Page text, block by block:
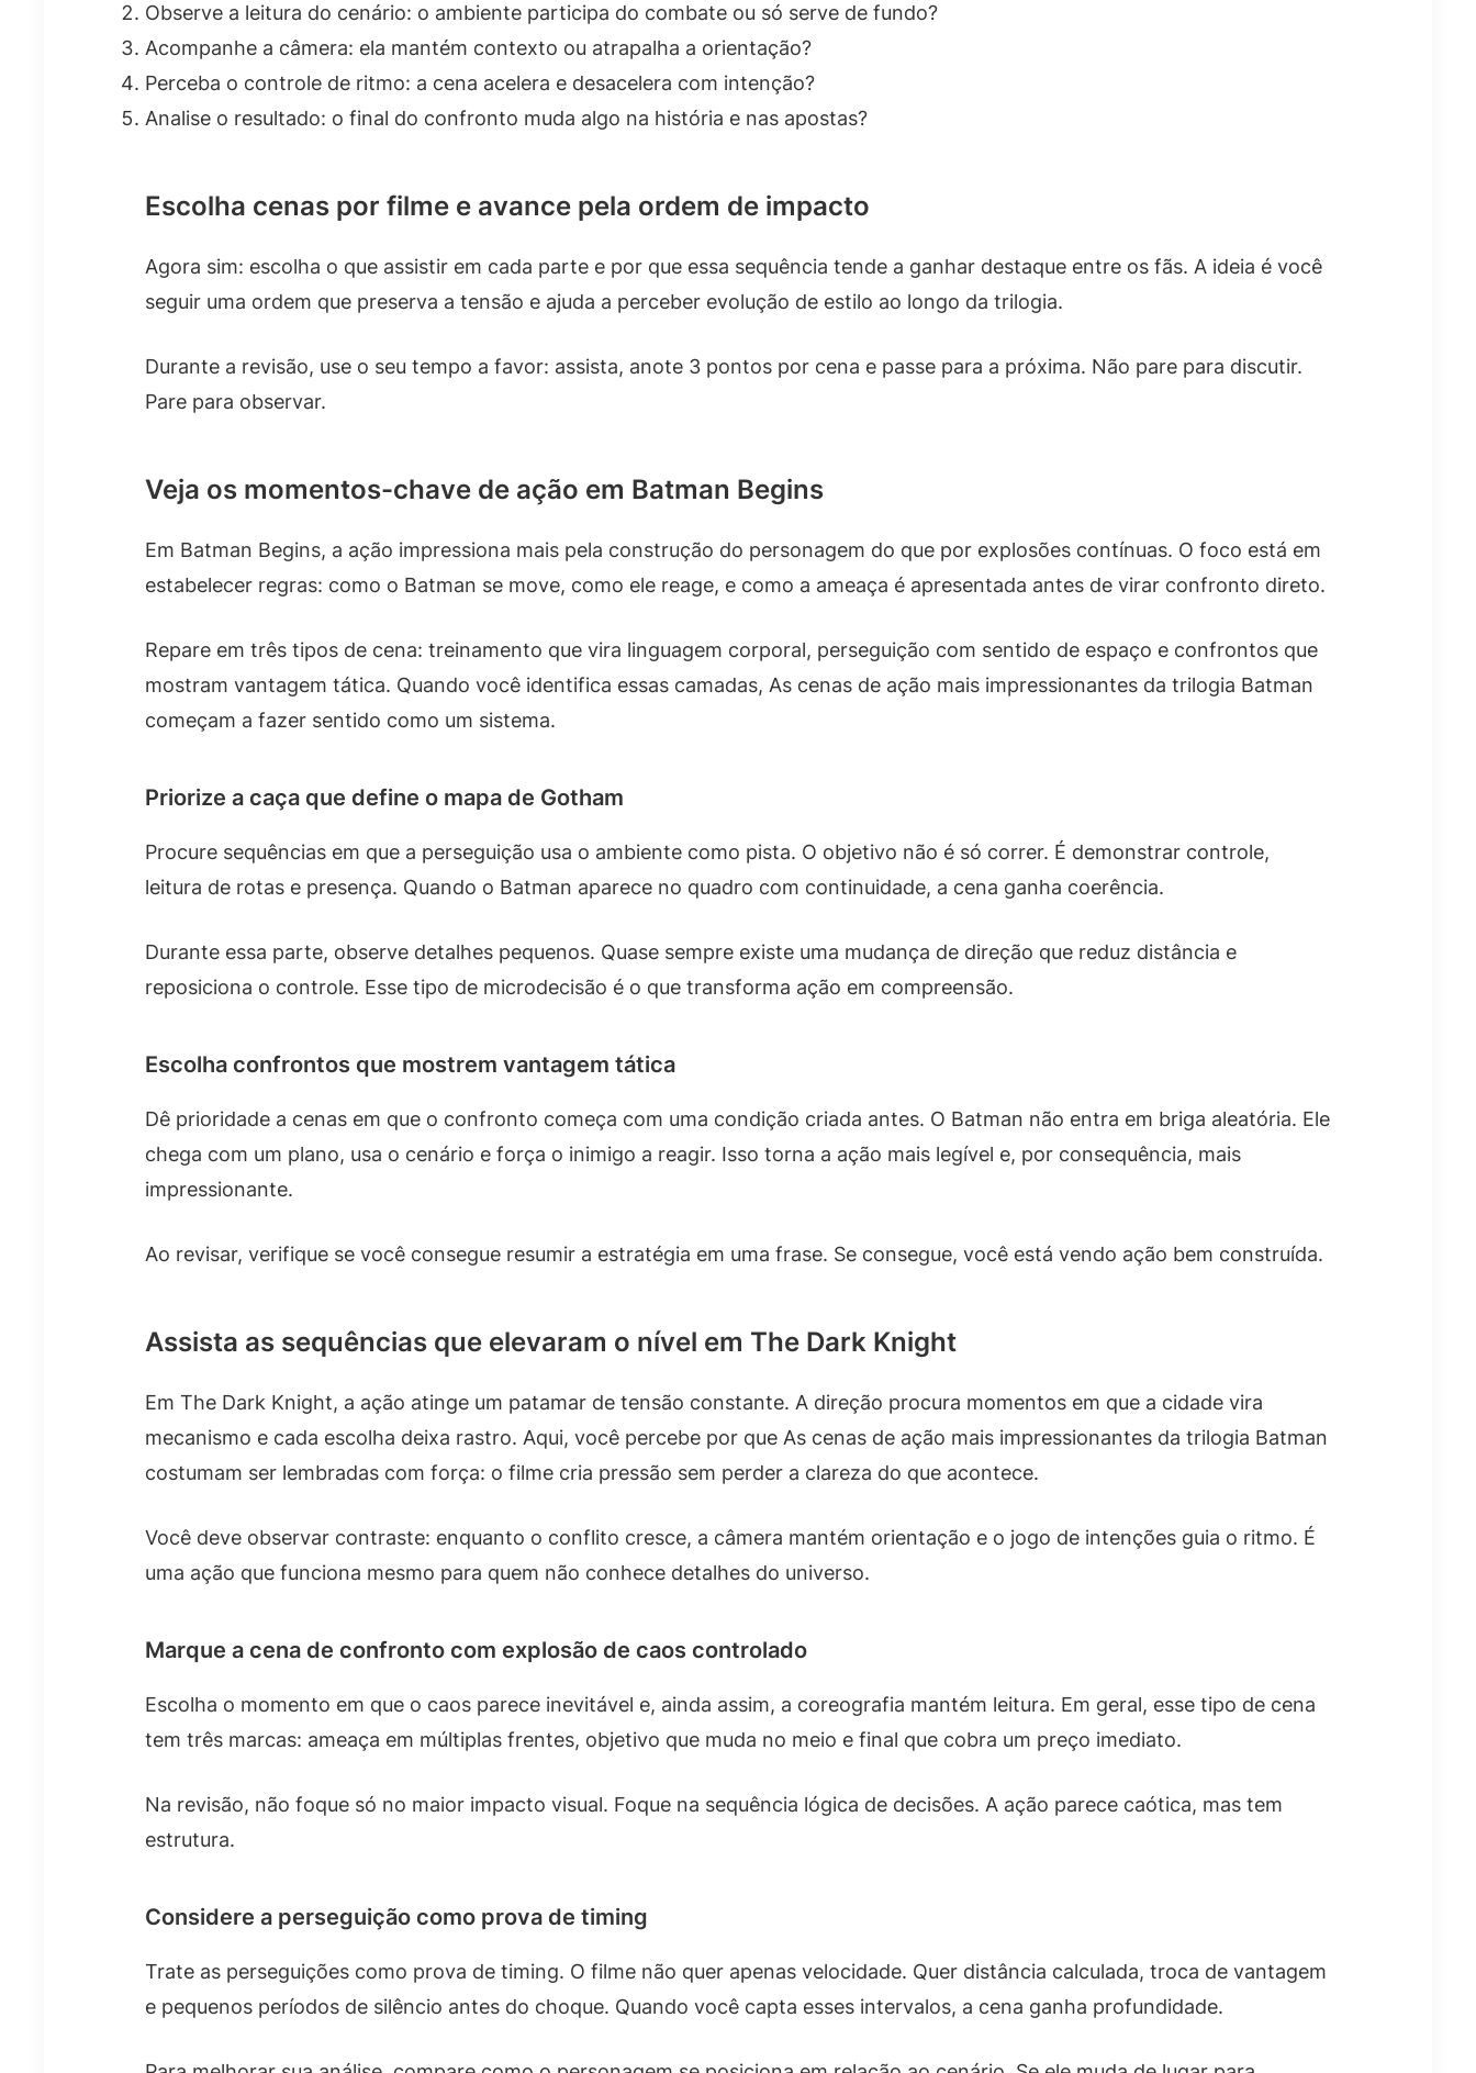
Observe a leitura do cenário: o ambiente participa do combate ou só serve de fundo?
Acompanhe a câmera: ela mantém contexto ou atrapalha a orientação?
Perceba o controle de ritmo: a cena acelera e desacelera com intenção?
Analise o resultado: o final do confronto muda algo na história e nas apostas?
Escolha cenas por filme e avance pela ordem de impacto
Agora sim: escolha o que assistir em cada parte e por que essa sequência tende a ganhar destaque entre os fãs. A ideia é você
seguir uma ordem que preserva a tensão e ajuda a perceber evolução de estilo ao longo da trilogia.
Durante a revisão, use o seu tempo a favor: assista, anote 3 pontos por cena e passe para a próxima. Não pare para discutir.
Pare para observar.
Veja os momentos-chave de ação em Batman Begins
Em Batman Begins, a ação impressiona mais pela construção do personagem do que por explosões contínuas. O foco está em
estabelecer regras: como o Batman se move, como ele reage, e como a ameaça é apresentada antes de virar confronto direto.
Repare em três tipos de cena: treinamento que vira linguagem corporal, perseguição com sentido de espaço e confrontos que
mostram vantagem tática. Quando você identifica essas camadas, As cenas de ação mais impressionantes da trilogia Batman
começam a fazer sentido como um sistema.
Priorize a caça que define o mapa de Gotham
Procure sequências em que a perseguição usa o ambiente como pista. O objetivo não é só correr. É demonstrar controle,
leitura de rotas e presença. Quando o Batman aparece no quadro com continuidade, a cena ganha coerência.
Durante essa parte, observe detalhes pequenos. Quase sempre existe uma mudança de direção que reduz distância e
reposiciona o controle. Esse tipo de microdecisão é o que transforma ação em compreensão.
Escolha confrontos que mostrem vantagem tática
Dê prioridade a cenas em que o confronto começa com uma condição criada antes. O Batman não entra em briga aleatória. Ele
chega com um plano, usa o cenário e força o inimigo a reagir. Isso torna a ação mais legível e, por consequência, mais
impressionante.
Ao revisar, verifique se você consegue resumir a estratégia em uma frase. Se consegue, você está vendo ação bem construída.
Assista as sequências que elevaram o nível em The Dark Knight
Em The Dark Knight, a ação atinge um patamar de tensão constante. A direção procura momentos em que a cidade vira
mecanismo e cada escolha deixa rastro. Aqui, você percebe por que As cenas de ação mais impressionantes da trilogia Batman
costumam ser lembradas com força: o filme cria pressão sem perder a clareza do que acontece.
Você deve observar contraste: enquanto o conflito cresce, a câmera mantém orientação e o jogo de intenções guia o ritmo. É
uma ação que funciona mesmo para quem não conhece detalhes do universo.
Marque a cena de confronto com explosão de caos controlado
Escolha o momento em que o caos parece inevitável e, ainda assim, a coreografia mantém leitura. Em geral, esse tipo de cena
tem três marcas: ameaça em múltiplas frentes, objetivo que muda no meio e final que cobra um preço imediato.
Na revisão, não foque só no maior impacto visual. Foque na sequência lógica de decisões. A ação parece caótica, mas tem
estrutura.
Considere a perseguição como prova de timing
Trate as perseguições como prova de timing. O filme não quer apenas velocidade. Quer distância calculada, troca de vantagem
e pequenos períodos de silêncio antes do choque. Quando você capta esses intervalos, a cena ganha profundidade.